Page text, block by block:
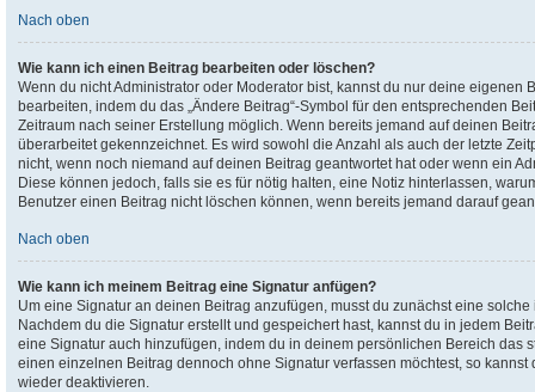
Nach oben
Wie kann ich einen Beitrag bearbeiten oder löschen?
Wenn du nicht Administrator oder Moderator bist, kannst du nur deine
bearbeiten, indem du das „Ändere Beitrag“-Symbol für den entsprechenden
Zeitraum nach seiner Erstellung möglich. Wenn bereits jemand auf deinen
überarbeitet gekennzeichnet. Es wird sowohl die Anzahl als auch der letzte
nicht, wenn noch niemand auf deinen Beitrag geantwortet hat oder wenn ein
Diese können jedoch, falls sie es für nötig halten, eine Notiz hinterlassen,
Benutzer einen Beitrag nicht löschen können, wenn bereits jemand darauf
Nach oben
Wie kann ich meinem Beitrag eine Signatur anfügen?
Um eine Signatur an deinen Beitrag anzufügen, musst du zunächst eine
Nachdem du die Signatur erstellt und gespeichert hast, kannst du in jedem
eine Signatur auch hinzufügen, indem du in deinem persönlichen Bereich das
einen einzelnen Beitrag dennoch ohne Signatur verfassen möchtest, so
wieder deaktivieren.